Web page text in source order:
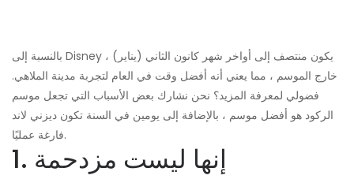
بالنسبة إلى Disney ، يكون منتصف إلى أواخر شهر كانون الثاني (يناير)
خارج الموسم ، مما يعني أنه أفضل وقت في العام لتجربة مدينة الملاهي.
فضولي لمعرفة المزيد؟ نحن نشارك بعض الأسباب التي تجعل موسم
الركود هو أفضل موسم ، بالإضافة إلى يومين في السنة تكون ديزني لاند
فارغة عمليًا.
1. إنها ليست مزدحمة